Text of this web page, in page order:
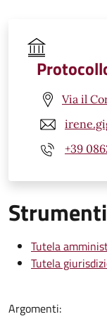
Via il
+39
Tutela
Tutela
Argomenti: